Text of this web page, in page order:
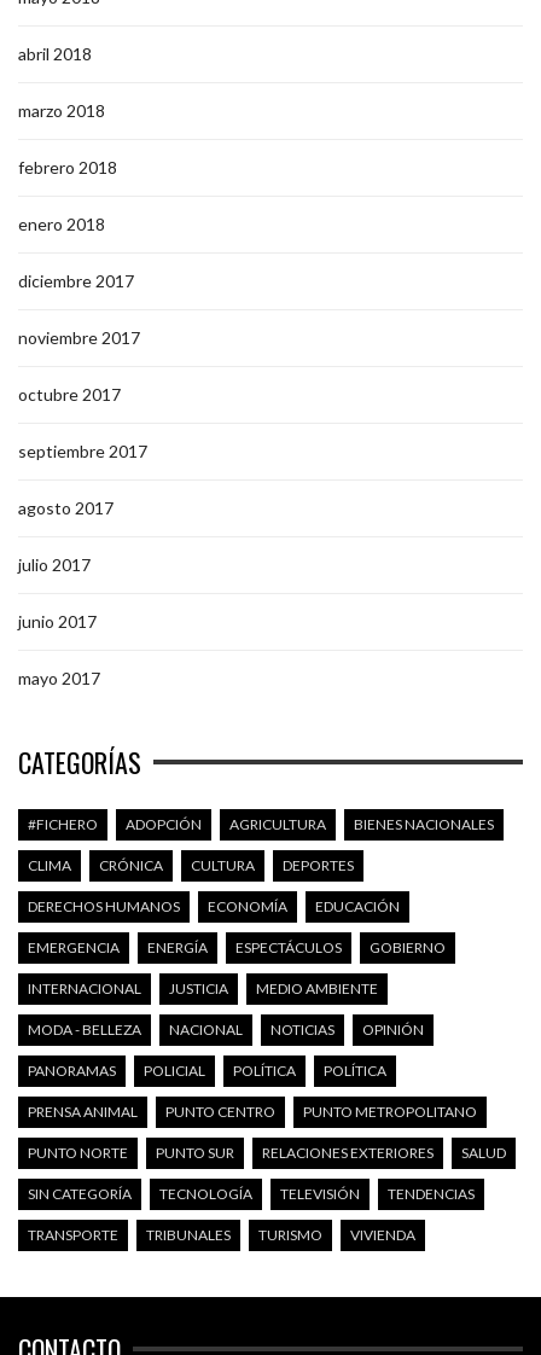
abril 2018
marzo 2018
febrero 2018
enero 2018
diciembre 2017
noviembre 2017
octubre 2017
septiembre 2017
agosto 2017
julio 2017
junio 2017
mayo 2017
CATEGORÍAS
#FICHERO ADOPCIÓN AGRICULTURA BIENES NACIONALES
CLIMA CRÓNICA CULTURA DEPORTES
DERECHOS HUMANOS ECONOMÍA EDUCACIÓN
EMERGENCIA ENERGÍA ESPECTÁCULOS GOBIERNO
INTERNACIONAL JUSTICIA MEDIO AMBIENTE
MODA - BELLEZA NACIONAL NOTICIAS OPINIÓN
PANORAMAS POLICIAL POLÍTICA POLÍTICA
PRENSA ANIMAL PUNTO CENTRO PUNTO METROPOLITANO
PUNTO NORTE PUNTO SUR RELACIONES EXTERIORES SALUD
SIN CATEGORÍA TECNOLOGÍA TELEVISIÓN TENDENCIAS
TRANSPORTE TRIBUNALES TURISMO VIVIENDA